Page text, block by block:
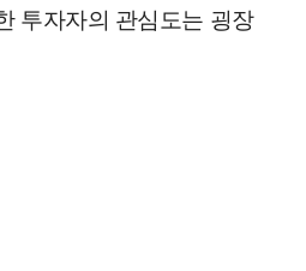
투자자의 관심도는 굉장